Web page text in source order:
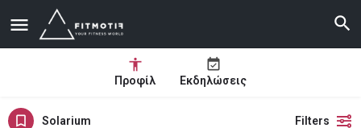
Προφίλ Εκδηλώσεις
Solarium Filters